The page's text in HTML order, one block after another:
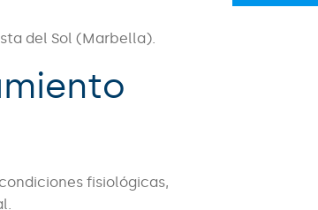
del Sol (Marbella).
fisiológicas,